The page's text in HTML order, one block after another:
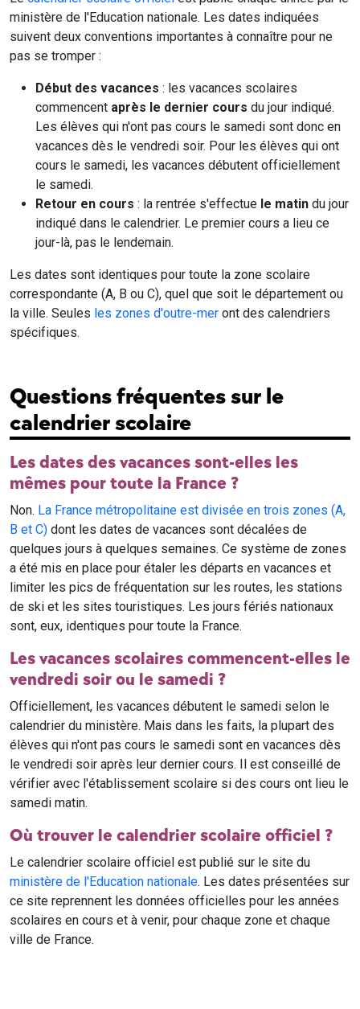
ministère de l'Education nationale. Les dates indiquées
suivent deux conventions importantes à connaître pour ne
pas se tromper :
Début des vacances : les vacances scolaires
commencent après le dernier cours du jour indiqué.
Les élèves qui n'ont pas cours le samedi sont donc en
vacances dès le vendredi soir. Pour les élèves qui ont
cours le samedi, les vacances débutent officiellement
le samedi.
Retour en cours : la rentrée s'effectue le matin du jour
indiqué dans le calendrier. Le premier cours a lieu ce
jour-là, pas le lendemain.
Les dates sont identiques pour toute la zone scolaire
correspondante (A, B ou C), quel que soit le département ou
la ville. Seules les zones d'outre-mer ont des calendriers
spécifiques.
Questions fréquentes sur le
calendrier scolaire
Les dates des vacances sont-elles les
mêmes pour toute la France ?
Non. La France métropolitaine est divisée en trois zones (A,
B et C) dont les dates de vacances sont décalées de
quelques jours à quelques semaines. Ce système de zones
a été mis en place pour étaler les départs en vacances et
limiter les pics de fréquentation sur les routes, les stations
de ski et les sites touristiques. Les jours fériés nationaux
sont, eux, identiques pour toute la France.
Les vacances scolaires commencent-elles le
vendredi soir ou le samedi ?
Officiellement, les vacances débutent le samedi selon le
calendrier du ministère. Mais dans les faits, la plupart des
élèves qui n'ont pas cours le samedi sont en vacances dès
le vendredi soir après leur dernier cours. Il est conseillé de
vérifier avec l'établissement scolaire si des cours ont lieu le
samedi matin.
Où trouver le calendrier scolaire officiel ?
Le calendrier scolaire officiel est publié sur le site du
ministère de l'Education nationale. Les dates présentées sur
ce site reprennent les données officielles pour les années
scolaires en cours et à venir, pour chaque zone et chaque
ville de France.